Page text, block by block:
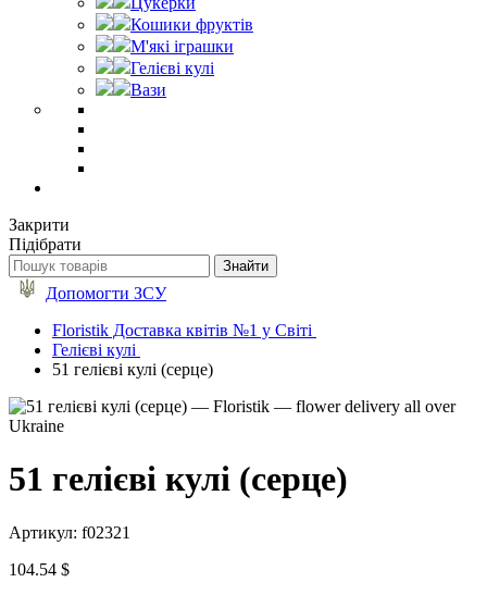
Кошики фруктів
М'які іграшки
Гелієві кулі
Вази
Закрити
Підібрати
Допомогти ЗСУ
Floristik Доставка квітів №1 у Світі
Гелієві кулі
51 гелієві кулі (серце)
51 гелієві кулі (серце)
Артикул: f02321
104.54 $